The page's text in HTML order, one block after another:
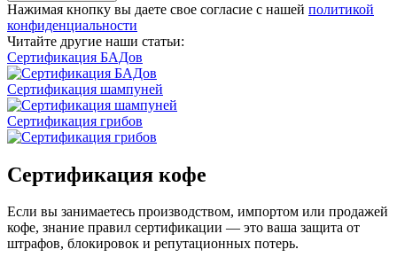
Нажимая кнопку вы даете свое согласие с нашей политикой
конфиденциальности
Читайте другие наши статьи:
Сертификация БАДов
Сертификация шампуней
Сертификация грибов
Сертификация кофе
Если вы занимаетесь производством, импортом или продажей
кофе, знание правил сертификации — это ваша защита от
штрафов, блокировок и репутационных потерь.